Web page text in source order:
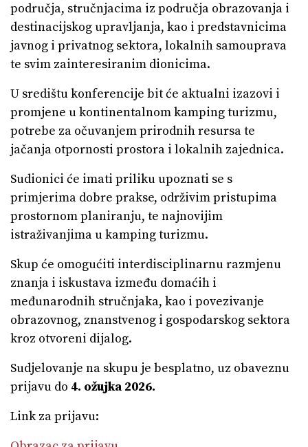
područja, stručnjacima iz područja obrazovanja i
destinacijskog upravljanja, kao i predstavnicima
javnog i privatnog sektora, lokalnih samouprava
te svim zainteresiranim dionicima.
U središtu konferencije bit će aktualni izazovi i
promjene u kontinentalnom kamping turizmu,
potrebe za očuvanjem prirodnih resursa te
jačanja otpornosti prostora i lokalnih zajednica.
Sudionici će imati priliku upoznati se s
primjerima dobre prakse, održivim pristupima
prostornom planiranju, te najnovijim
istraživanjima u kamping turizmu.
Skup će omogućiti interdisciplinarnu razmjenu
znanja i iskustava između domaćih i
međunarodnih stručnjaka, kao i povezivanje
obrazovnog, znanstvenog i gospodarskog sektora
kroz otvoreni dijalog.
Sudjelovanje na skupu je besplatno, uz obaveznu
prijavu do 4. ožujka 2026.
Link za prijavu: